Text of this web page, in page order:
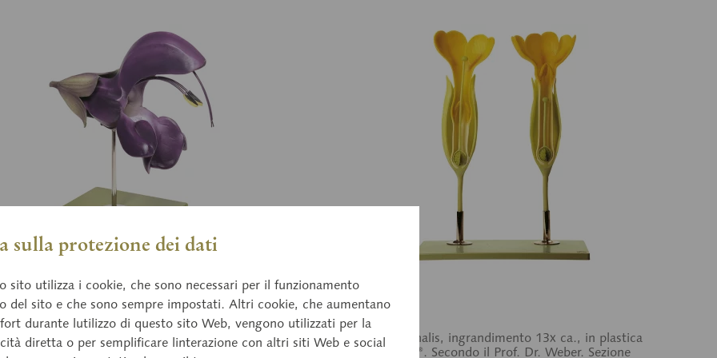
selvatica, fioritura
pratensis, ingrandimento 15x ca., in plastica
Plast®. Secondo il Prof. Dr. W. Jung e il Prof. Dr.
BoS 15/4
Primula
Primula officinalis, ingrandimento 13x ca., in plastica
SOMSO-Plast®. Secondo il Prof. Dr. Weber. Sezione
sulla protezione dei dati
sito utilizza i cookie, che sono necessari per il funzionamento
del sito e che sono sempre impostati. Altri cookie, che aumentano
durante lutilizzo di questo sito Web, vengono utilizzati per la
diretta o per semplificare linterazione con altri siti Web e social